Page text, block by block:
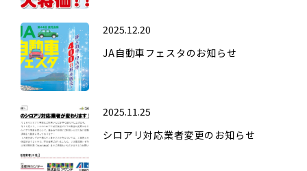
2025.12.20
JA自動車フェスタのお知らせ
2025.11.25
シロアリ対応業者変更のお知らせ